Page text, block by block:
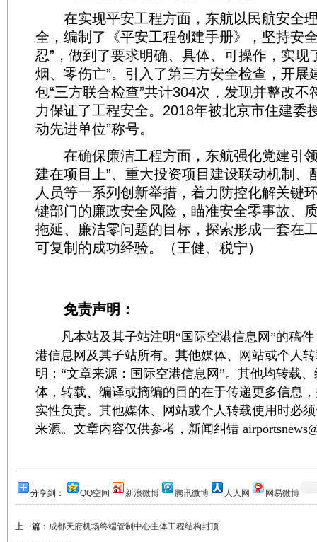
在实现平安工程方面，东航以民航安全
全，编制了《平安工程创建手册》，坚持安
忍”，做到了要求明确、具体、可操作，实现
烟、零伤亡”。引入了第三方安全检查，开展
包“三方联合检查”共计304次，发现并整改不
力保证了工程安全。2018年被北京市住建委
动先进单位”称号。
在确保廉洁工程方面，东航强化党建引领
建在项目上”、重大投资项目建设联动机制、
人员等一系列创新举措，着力防控化解关键
键部门的廉政安全风险，瞄准安全零事故、
拖延、廉洁零问题的目标，探索形成一套在
可复制的成功经验。（王健、税宁）
免责声明：
凡本站及其子站注明“国际空港信息网”的稿件
港信息网及其子站所有。其他媒体、网站或个人
明：“文章来源：国际空港信息网”。其他均转载
体，转载、编译或摘编的目的在于传递更多信息
实性负责。其他媒体、网站或个人转载使用时必
来源。文章内容仅供参考，新闻纠错
分享到： QQ空间 新浪微博 腾讯微博 人人网 网易微博
上一篇： 成都天府机场终端管制中心主体工程结构封顶